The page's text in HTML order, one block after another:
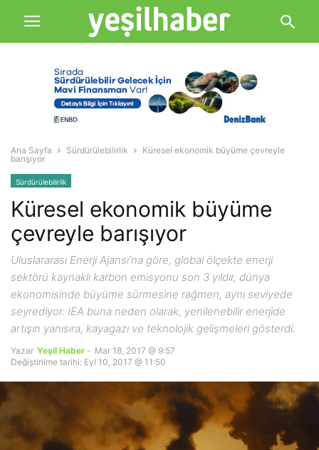
Ana Sayfa Sürdürülebilirlik
Küresel ekonomik büyüme çevreyle
barışıyor
Sürdürülebilirlik
Küresel ekonomik büyüme
çevreyle barışıyor
Uluslararası Enerji Ajansı’na göre, global ölçekte enerji
sektörü kaynaklı karbon emisyonu son 3 yıldır, dünya
ekonomisinde büyüme sürmesine rağmen, aynı seviyede
seyrediyor. IEA buna neden olarak, yenilenebilir enerjide
artışın yanısıra, kayagazı ve teknolojik gelişmeleri gösterdi.
Yazar Yeşil Haber - Mar 18, 2017 @ 9:57
Değiştirilme tarihi: Eyl 10, 2017 @ 11:50